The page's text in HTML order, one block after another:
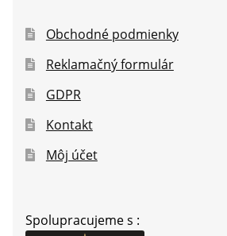
Obchodné podmienky
Reklamačný formulár
GDPR
Kontakt
Môj účet
Spolupracujeme s :